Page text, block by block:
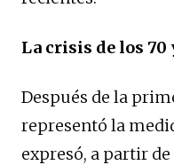
La crisis de los 70
Después de la
representó la
expresó, a partir de